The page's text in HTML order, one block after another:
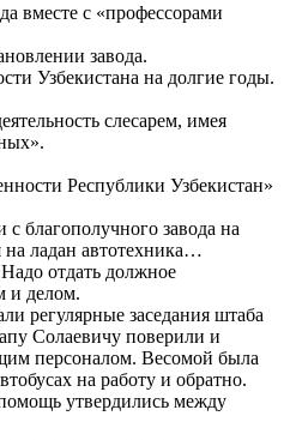
вместе с «профессорами
завода.
Узбекистана на долгие годы.
слесарем, имея
Республики Узбекистан»
благополучного завода на
ладан автотехника…
отдать должное
и делом.
регулярные заседания штаба
Солаевичу поверили и
персоналом. Весомой была
на работу и обратно.
утвердились между